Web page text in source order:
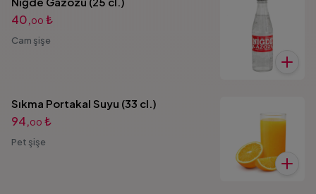
40,00 ₺
Cam şişe
Sıkma Portakal Suyu (33 cl.)
94,00 ₺
Pet şişe